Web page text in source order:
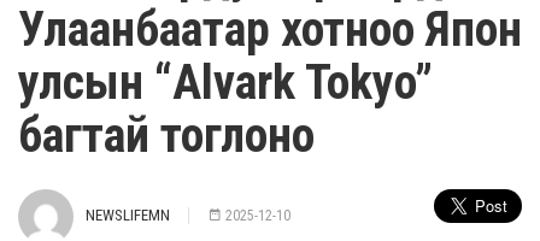
Улаанбаатар хотноо Япон
улсын “Alvark Tokyo”
багтай тоглоно
NEWSLIFEMN 2025-12-10